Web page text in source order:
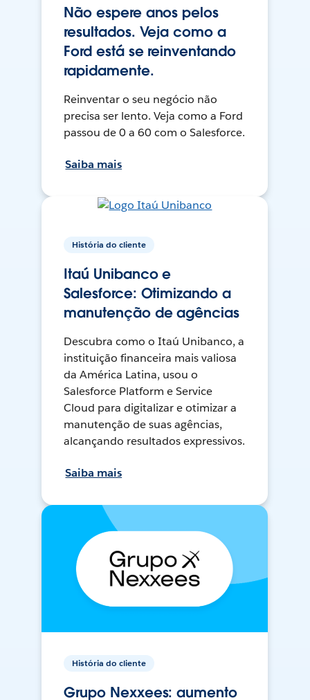
Não espere anos pelos
resultados. Veja como a
Ford está se reinventando
rapidamente.
Reinventar o seu negócio não
precisa ser lento. Veja como a Ford
passou de 0 a 60 com o Salesforce.
Saiba mais
História do cliente
Itaú Unibanco e
Salesforce: Otimizando a
manutenção de agências
Descubra como o Itaú Unibanco, a
instituição financeira mais valiosa
da América Latina, usou o
Salesforce Platform e Service
Cloud para digitalizar e otimizar a
manutenção de suas agências,
alcançando resultados expressivos.
Saiba mais
História do cliente
Grupo Nexxees: aumento